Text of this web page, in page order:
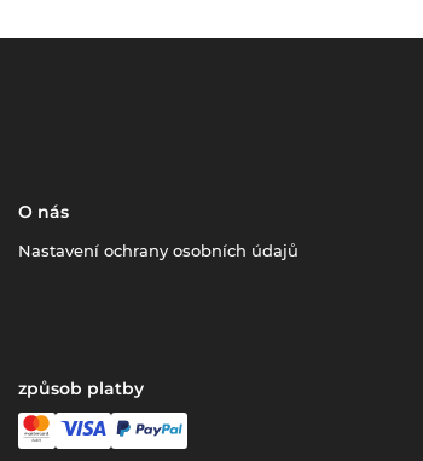
O nás
Nastavení ochrany osobních údajů
způsob platby